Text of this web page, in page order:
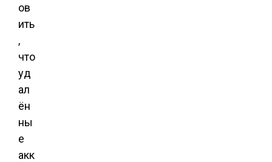
ов
ить
,
что
уд
ал
ён
ны
е
акк